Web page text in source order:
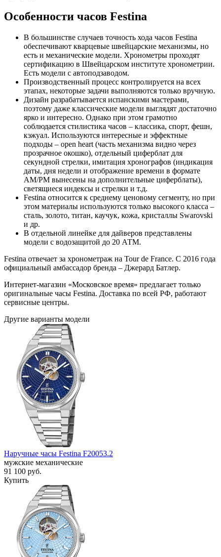
Особенности часов Festina
В большинстве случаев точность хода часов Festina
обеспечивают кварцевые швейцарские механизмы, но
есть и механические модели. Хронометры проходят
сертификацию в Швейцарском институте хронометрии.
Есть модели с автоподзаводом.
Производственный процесс контролируется на всех
этапах, некоторые задачи выполняются только вручную.
Дизайн разрабатывается испанскими мастерами,
поэтому даже классические модели выглядят достаточно
ярко и интересно. Однако при этом грамотно
соблюдается стилистика часов – классика, спорт, фешн,
кэжуал. Используются интересные и эффектные
подходы – open heart (часть механизма видно через
прозрачное окошко), отдельный циферблат для
секундной стрелки, имитация хронографов (индикация
даты, дня недели и отображение времени в формате
AM/PM вынесены на дополнительные циферблаты),
светящиеся индексы и стрелки и т.д.
Festina относится к среднему ценовому сегменту, но при
этом материалы используются только высокого класса –
сталь, золото, титан, каучук, кожа, кристаллы Swarovski
и др.
В отдельной линейке для дайверов представлены
модели с водозащитой до 20 АТМ.
Festina отвечает за хронометраж на Tour de France. С 2016 года
официальный амбассадор бренда – Джерард Батлер.
Интернет-магазин «Московское время» предлагает только
оригинальные часы Festina. Доставка по всей РФ, работают
сервисные центры.
Другие варианты модели
Наручные часы Festina F20053.2
мужские механические
91 100 руб.
Купить